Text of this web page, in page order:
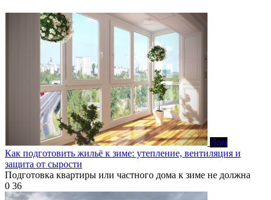
Дом
Как подготовить жильё к зиме: утепление, вентиляция и
защита от сырости
Подготовка квартиры или частного дома к зиме не должна
0 36